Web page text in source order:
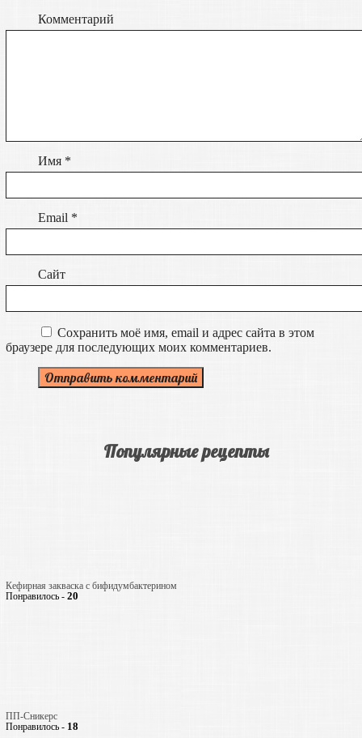
Комментарий
Имя *
Email *
Сайт
Сохранить моё имя, email и адрес сайта в этом
браузере для последующих моих комментариев.
Популярные рецепты
Кефирная закваска с бифидумбактерином
Понравилось - 20
ПП-Сникерс
Понравилось - 18